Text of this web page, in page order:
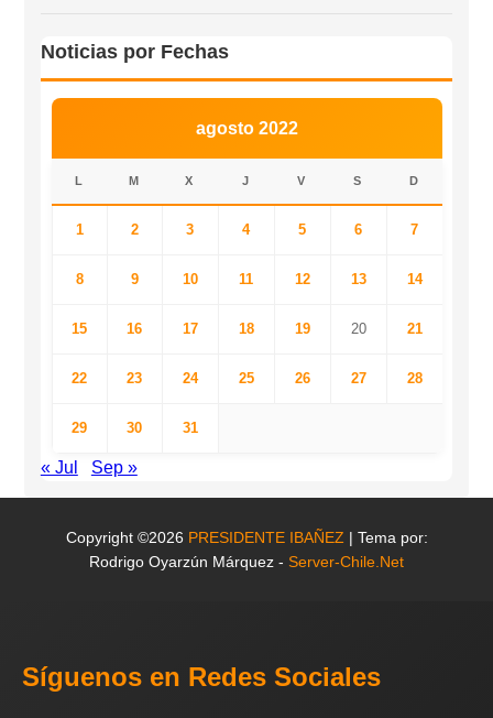
Noticias por Fechas
agosto 2022
L M X J V S D
1 2 3 4 5 6 7
8 9 10 11 12 13 14
15 16 17 18 19 20 21
22 23 24 25 26 27 28
29 30 31
« Jul Sep »
Copyright ©2026 PRESIDENTE IBAÑEZ | Tema por:
Rodrigo Oyarzún Márquez - Server-Chile.Net
Síguenos en Redes Sociales